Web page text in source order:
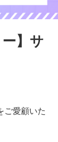
ー】サ
ご愛顧いた